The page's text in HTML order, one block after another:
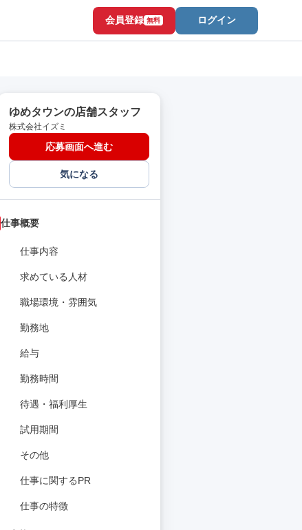
会員登録 無料 ログイン
ゆめタウンの店舗スタッフ
株式会社イズミ
応募画面へ進む
気になる
仕事概要
仕事内容
求めている人材
職場環境・雰囲気
勤務地
給与
勤務時間
待遇・福利厚生
試用期間
その他
仕事に関するPR
仕事の特徴